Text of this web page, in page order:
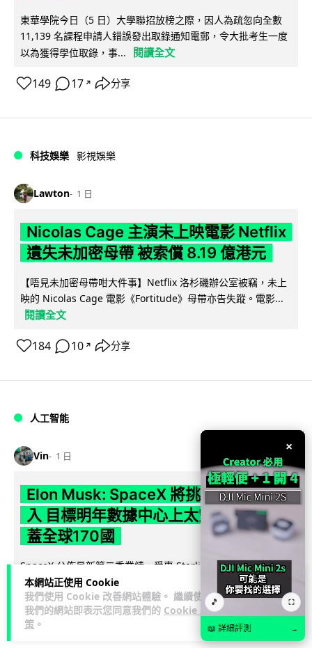
本網站正使用 Cookie
我們使用 Cookie 改善網站體驗。 繼續使用
我們的網站即表示您同意我們的 Cookie 政
策 。
東華學院今日（5 日）大學聯招放榜之際，因人為疏忽向全數
11,139 名課程申請人錯誤發出取錄通知電郵，令大批考生一度
以為獲得學位取錄，事...
閱讀全文
149 17 ↗ 分享
科技娛樂 影視娛樂
Lawton 1 日
Nicolas Cage 主演未上映電影 Netflix
遺失未加密母帶 被索償 8.19 億港元
【唔見未加密母帶咁大件事】Netflix 洛杉磯辦公室被竊，未上
映的 Nicolas Cage 電影《Fortitude》母帶亦告失蹤。電影...
閱讀全文
184 10 ↗ 分享
人工智能
Vin 1 日
Elon Musk: SpaceX 將挑戰萬億年收
入 目標明年數據中心上太空 Starlink 覆
蓋全球170國
SpaceX 公佈最新第二季業績，受惠 Starlink 與 AI 業務帶動，
季度收入按年飆升 92% 至 78 億美元。行政總裁 Elon... 閱讀
全文
142
×
🎵 ⛶
📖 詳細評測 →